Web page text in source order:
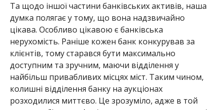
Та щодо іншої частини банківських активів, наша
думка полягає у тому, що вона надзвичайно
цікава. Особливо цікавою є банківська
нерухомість. Раніше кожен банк конкурував за
клієнтів, тому старався бути максимально
доступним та зручним, маючи відділення у
найбільш привабливих місцях міст. Таким чином,
колишні відділення банку на аукціонах
розходилися миттєво. Це зрозуміло, адже в той